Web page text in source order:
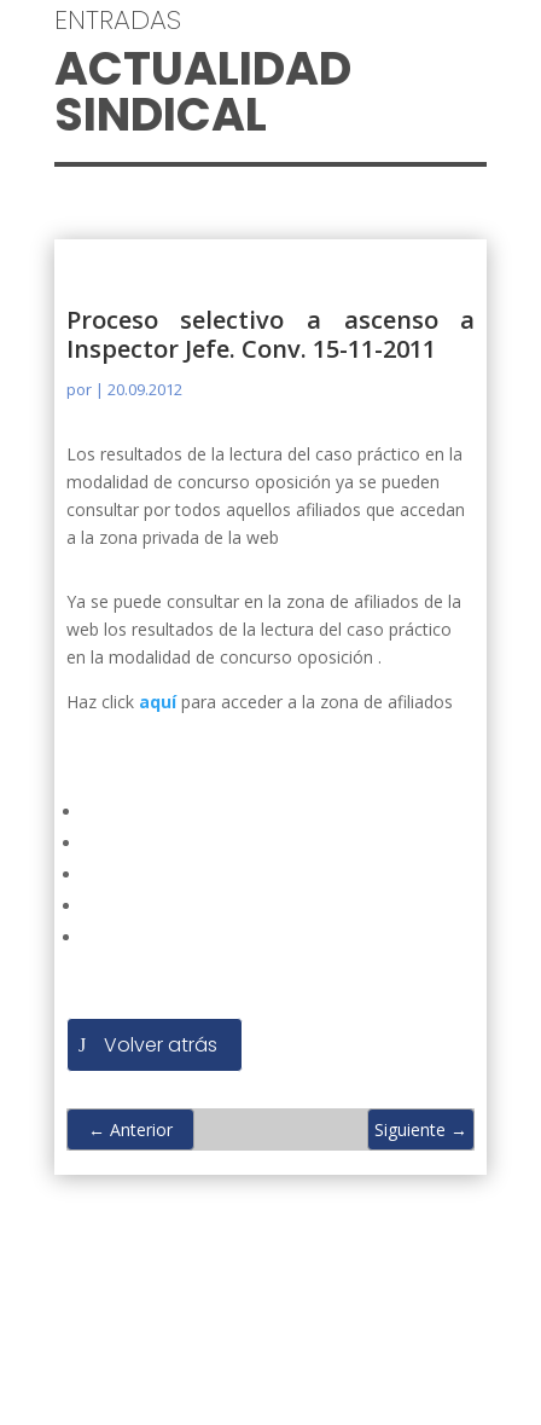
ENTRADAS
ACTUALIDAD
SINDICAL
Proceso selectivo a ascenso a
Inspector Jefe. Conv. 15-11-2011
por | 20.09.2012
Los resultados de la lectura del caso práctico en la
modalidad de concurso oposición ya se pueden
consultar por todos aquellos afiliados que accedan
a la zona privada de la web
Ya se puede consultar en la zona de afiliados de la
web los resultados de la lectura del caso práctico
en la modalidad de concurso oposición .
Haz click aquípara acceder a la zona de afiliados
Volver atrás
← Anterior Siguiente →